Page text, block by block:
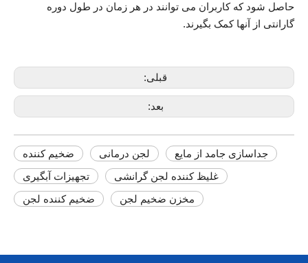
حاصل شود که کاربران می توانند در هر زمان در طول دوره
گارانتی از آنها کمک بگیرند.
قبلی:
بعد:
ضخیم کننده لجن درمانی
جداسازی جامد از مایع
تجهیزات آبگیری
غلیظ کننده لجن گرانشی
ضخیم کننده لجن
مخزن ضخیم لجن